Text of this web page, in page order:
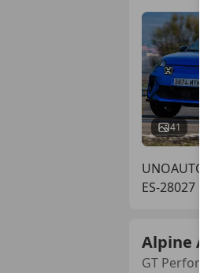
41
ES-
Alpine
GT